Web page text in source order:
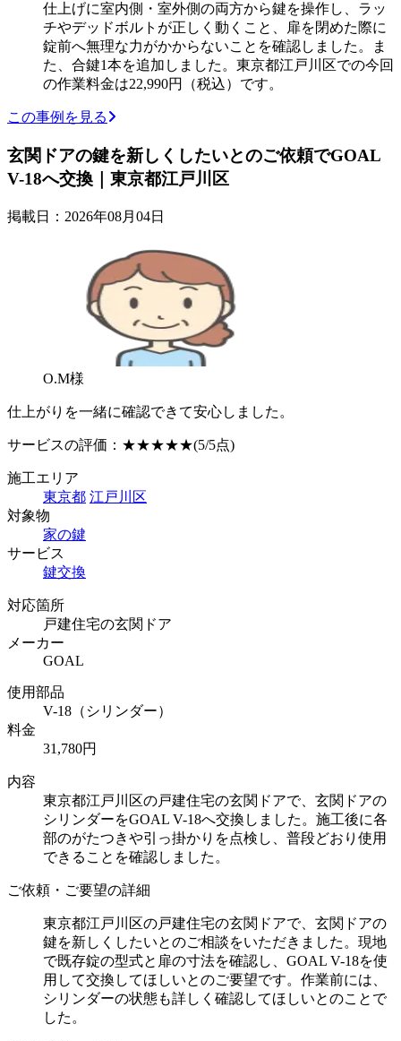
仕上げに室内側・室外側の両方から鍵を操作し、ラッ
チやデッドボルトが正しく動くこと、扉を閉めた際に
錠前へ無理な力がかからないことを確認しました。ま
た、合鍵1本を追加しました。東京都江戸川区での今回
の作業料金は22,990円（税込）です。
この事例を見る
玄関ドアの鍵を新しくしたいとのご依頼でGOAL
V-18へ交換｜東京都江戸川区
掲載日：2026年08月04日
O.M様
仕上がりを一緒に確認できて安心しました。
サービスの評価： ★★★★★(5/5点)
施工エリア
東京都 江戸川区
対象物
家の鍵
サービス
鍵交換
対応箇所
戸建住宅の玄関ドア
メーカー
GOAL
使用部品
V-18（シリンダー）
料金
31,780円
内容
東京都江戸川区の戸建住宅の玄関ドアで、玄関ドアの
シリンダーをGOAL V-18へ交換しました。施工後に各
部のがたつきや引っ掛かりを点検し、普段どおり使用
できることを確認しました。
ご依頼・ご要望の詳細
東京都江戸川区の戸建住宅の玄関ドアで、玄関ドアの
鍵を新しくしたいとのご相談をいただきました。現地
で既存錠の型式と扉の寸法を確認し、GOAL V-18を使
用して交換してほしいとのご要望です。作業前には、
シリンダーの状態も詳しく確認してほしいとのことで
した。